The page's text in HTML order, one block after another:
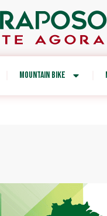
MOUNTAIN BIKE